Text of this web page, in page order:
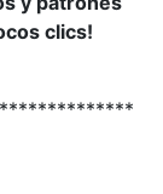
clics!